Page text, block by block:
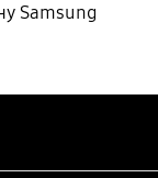
Samsung